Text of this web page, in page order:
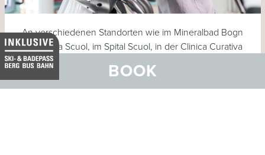
BOOK
An verschiedenen Standorten wie im Mineralbad Bogn
Engiadina Scuol, im Spital Scuol, in der Clinica Curativa
sowie im Pflegeheim Chasa Puntota bietet das
Kompetenzzentrum für Physiotherapie unter dem Dach
des Gesundheitszentrums (CSEB) ein breites